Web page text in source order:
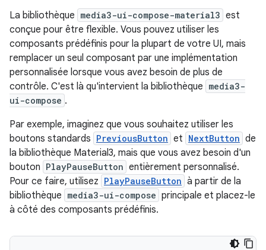
La bibliothèque media3-ui-compose-material3 est
conçue pour être flexible. Vous pouvez utiliser les
composants prédéfinis pour la plupart de votre UI, mais
remplacer un seul composant par une implémentation
personnalisée lorsque vous avez besoin de plus de
contrôle. C'est là qu'intervient la bibliothèque media3-
ui-compose .
Par exemple, imaginez que vous souhaitez utiliser les
boutons standards PreviousButton et NextButton de
la bibliothèque Material3, mais que vous avez besoin d'un
bouton PlayPauseButton entièrement personnalisé.
Pour ce faire, utilisez PlayPauseButton à partir de la
bibliothèque media3-ui-compose principale et placez-le
à côté des composants prédéfinis.